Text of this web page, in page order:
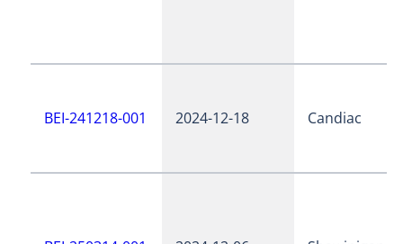
BEI-241218-001 2024-12-18 Candiac